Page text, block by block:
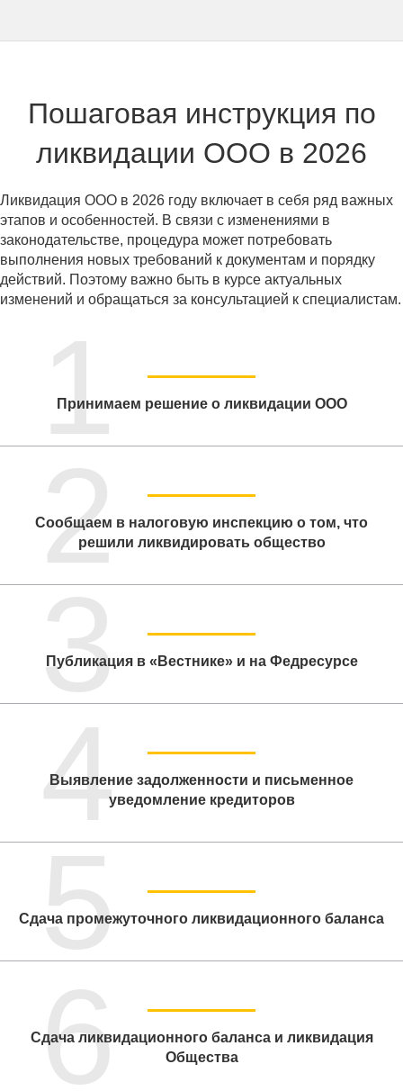
Пошаговая инструкция по
ликвидации ООО в 2026
Ликвидация ООО в 2026 году включает в себя ряд важных
этапов и особенностей. В связи с изменениями в
законодательстве, процедура может потребовать
выполнения новых требований к документам и порядку
действий. Поэтому важно быть в курсе актуальных
изменений и обращаться за консультацией к специалистам.
1
Принимаем решение о ликвидации ООО
2
Сообщаем в налоговую инспекцию о том, что
решили ликвидировать общество
3
Публикация в «Вестнике» и на Федресурсе
4
Выявление задолженности и письменное
уведомление кредиторов
5
Сдача промежуточного ликвидационного баланса
6
Сдача ликвидационного баланса и ликвидация
Общества